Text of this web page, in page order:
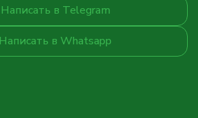
Написать в Telegram
Написать в Whatsapp